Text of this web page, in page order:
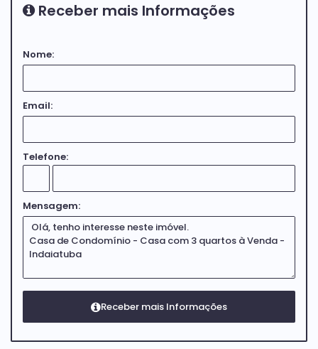
Receber mais Informações
Nome:
Email:
Telefone:
Mensagem: